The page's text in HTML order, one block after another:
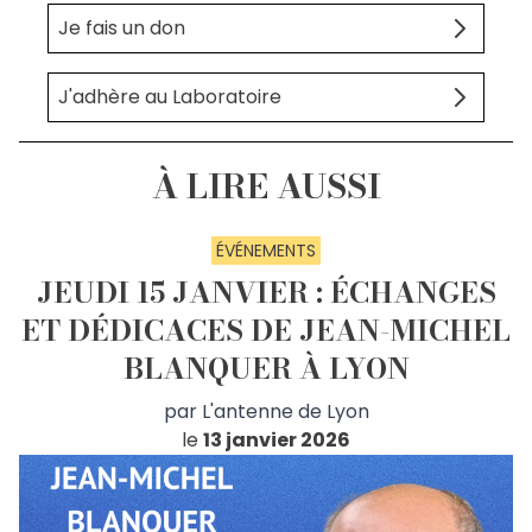
Je fais un don
J'adhère au Laboratoire
À LIRE AUSSI
ÉVÉNEMENTS
JEUDI 15 JANVIER : ÉCHANGES
ET DÉDICACES DE JEAN-MICHEL
BLANQUER À LYON
par L'antenne de Lyon
le13 janvier 2026